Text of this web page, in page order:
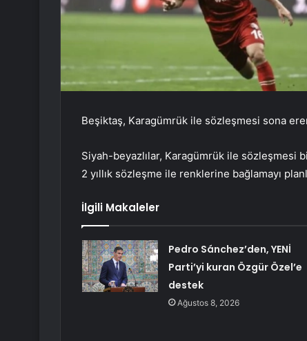
Beşiktaş, Karagümrük ile sözleşmesi sona
Siyah-beyazlılar, Karagümrük ile sözleşmesi
2 yıllık sözleşme ile renklerine bağlamayı
İlgili Makaleler
Pedro Sánchez’den, YENİ
Parti’yi kuran Özgür Özel’e
destek
Ağustos 8, 2026